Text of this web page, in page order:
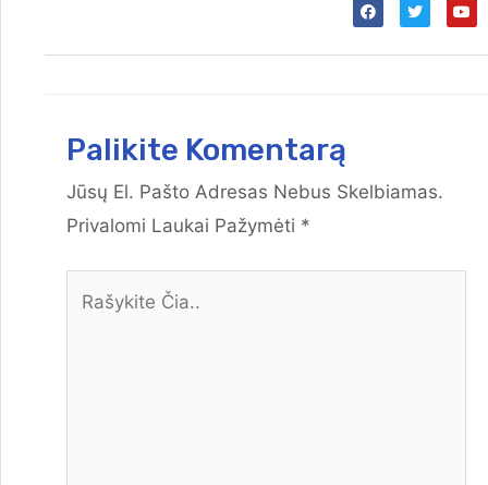
Palikite Komentarą
Jūsų El. Pašto Adresas Nebus Skelbiamas.
Privalomi Laukai Pažymėti *